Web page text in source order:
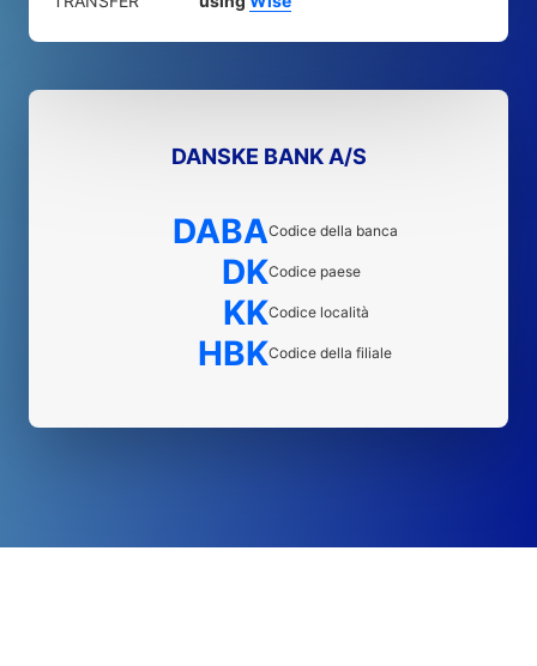
DANSKE BANK A/S
DABACodice della banca
DKCodice paese
KKCodice località
HBKCodice della filiale